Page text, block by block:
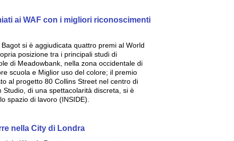
ai WAF con i migliori riconoscimenti
si è aggiudicata quattro premi al World
posizione tra i principali studi di
di Meadowbank, nella zona occidentale di
scuola e Miglior uso del colore; il premio
al progetto 80 Collins Street nel centro di
di una spettacolarità discreta, si è
spazio di lavoro (INSIDE).
nella City di Londra